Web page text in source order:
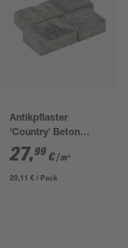
Antikpflaster
'Country' Beton
quarzit 121 x 83 x 6
cm
27,99 €/ m²
29,11 € / Pack